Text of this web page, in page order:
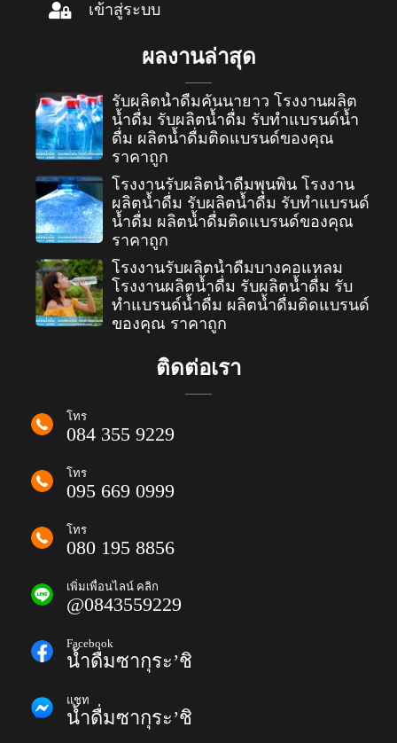
เข้าสู่ระบบ
ผลงานล่าสุด
รับผลิตน้ำดื่มคันนายาว โรงงานผลิต
น้ำดื่ม รับผลิตน้ำดื่ม รับทำแบรนด์น้ำ
ดื่ม ผลิตน้ำดื่มติดแบรนด์ของคุณ
ราคาถูก
โรงงานรับผลิตน้ำดื่มพุนพิน โรงงาน
ผลิตน้ำดื่ม รับผลิตน้ำดื่ม รับทำแบรนด์
น้ำดื่ม ผลิตน้ำดื่มติดแบรนด์ของคุณ
ราคาถูก
โรงงานรับผลิตน้ำดื่มบางคอแหลม
โรงงานผลิตน้ำดื่ม รับผลิตน้ำดื่ม รับ
ทำแบรนด์น้ำดื่ม ผลิตน้ำดื่มติดแบรนด์
ของคุณ ราคาถูก
ติดต่อเรา
โทร
084 355 9229
โทร
095 669 0999
โทร
080 195 8856
เพิ่มเพื่อนไลน์ คลิก
@0843559229
Facebook
น้ำดื่มซากุระ’ชิ
แชท
น้ำดื่มซากุระ’ชิ